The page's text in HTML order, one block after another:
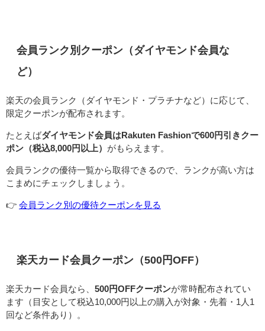
会員ランク別クーポン（ダイヤモンド会員な
ど）
楽天の会員ランク（ダイヤモンド・プラチナなど）に応じて、
限定クーポンが配布されます。
たとえばダイヤモンド会員はRakuten Fashionで600円引きクー
ポン（税込8,000円以上） がもらえます。
会員ランクの優待一覧から取得できるので、ランクが高い方は
こまめにチェックしましょう。
👉️ 会員ランク別の優待クーポンを見る
楽天カード会員クーポン（500円OFF）
楽天カード会員なら、 500円OFFクーポンが常時配布されてい
ます（目安として税込10,000円以上の購入が対象・先着・1人1
回など条件あり）。